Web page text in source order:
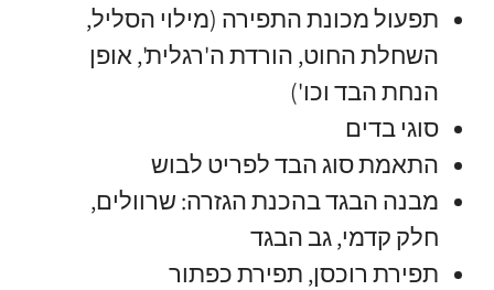
תפעול מכונת התפירה (מילוי הסליל,
השחלת החוט, הורדת ה'רגלית', אופן
הנחת הבד וכו')
סוגי בדים
התאמת סוג הבד לפריט לבוש
מבנה הבגד בהכנת הגזרה: שרוולים,
חלק קדמי, גב הבגד
תפירת רוכסן, תפירת כפתור